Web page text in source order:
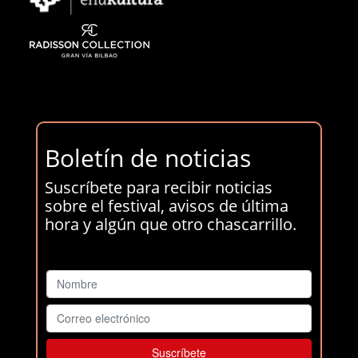
Boletín de noticias
Suscríbete para recibir noticias
sobre el festival, avisos de última
hora y algún que otro chascarrillo.